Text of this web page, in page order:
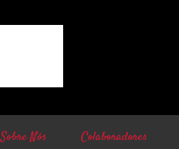
Sobre Nós Colaboradores